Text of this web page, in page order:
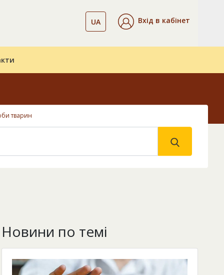
UA Вхід в кабінет
тварин
Новини по темі